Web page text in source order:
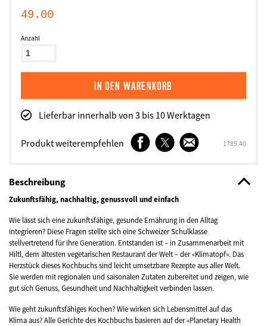
49.00
Anzahl
Lieferbar innerhalb von 3 bis 10 Werktagen
Produkt weiterempfehlen FacebookTwitterE-
Mail
SKU
1785.40
Beschreibung
Zukunftsfähig, nachhaltig, genussvoll und einfach
Wie lässt sich eine zukunftsfähige, gesunde Ernährung in den Alltag
integrieren? Diese Fragen stellte sich eine Schweizer Schulklasse
stellvertretend für ihre Generation. Entstanden ist – in Zusammenarbeit mit
Hiltl, dem ältesten vegetarischen Restaurant der Welt – der «Klimatopf». Das
Herzstück dieses Kochbuchs sind leicht umsetzbare Rezepte aus aller Welt.
Sie werden mit regionalen und saisonalen Zutaten zubereitet und zeigen, wie
gut sich Genuss, Gesundheit und Nachhaltigkeit verbinden lassen.
Wie geht zukunftsfähiges Kochen? Wie wirken sich Lebensmittel auf das
Klima aus? Alle Gerichte des Kochbuchs basieren auf der «Planetary Health